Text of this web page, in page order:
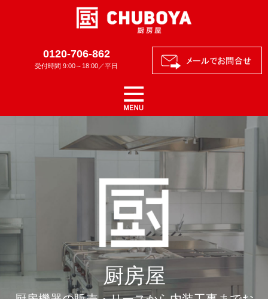
0120-706-862
受付時間 9:00～18:00／平日
厨房屋